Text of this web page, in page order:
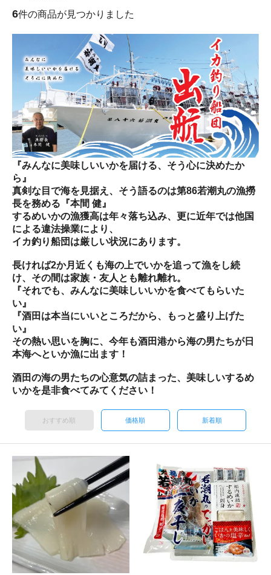
6件の商品が見つかりました
『みんなに美味しいいかを届ける、そう心に決めたか
ら』
真剣な目で海を見据え、そう語るのは第86若潮丸の漁撈
長を務める『本間 健』
するめいかの漁獲高は年々落ち込み、更に近年では他国
による違法操業により、
イカ釣り船団は厳しい状況にあります。
長ければ2か月近くも海の上でいかを追って漁をし続
け、その間は家族・友人とも離れ離れ。
『それでも、みんなに美味しいいかを食べてもらいた
い』
『酒田は本当にいいところだから、もっと盛り上げた
い』
その熱い思いを胸に、今年も酒田港から海の男たちが日
本海へといか漁に出ます！
酒田の海の男たちの心意気の詰まった、美味しいするめ
いかを是非食べてみてください！
おすすめ順 価格順 新着順